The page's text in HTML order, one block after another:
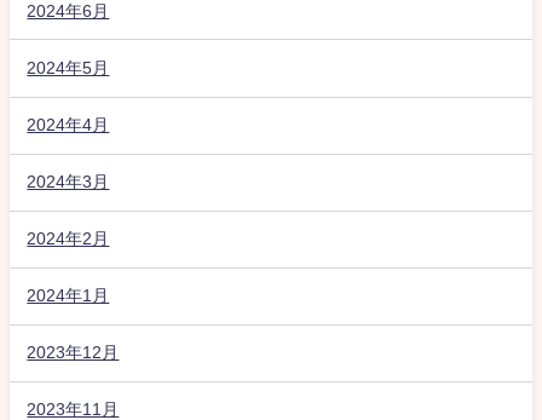
2024年6月
2024年5月
2024年4月
2024年3月
2024年2月
2024年1月
2023年12月
2023年11月